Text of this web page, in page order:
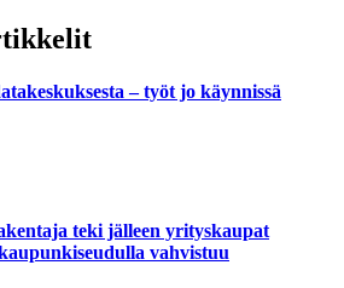
– työt jo käynnissä
teki jälleen yrityskaupat
vahvistuu